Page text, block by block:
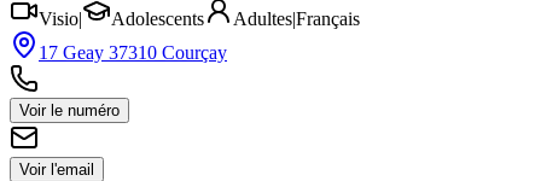
Visio| Adolescents Adultes|Français
17 Geay 37310 Courçay
Voir le numéro
Voir l'email